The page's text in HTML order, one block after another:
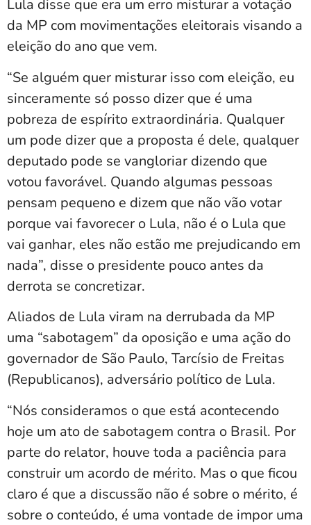
Lula disse que era um erro misturar a votação
da MP com movimentações eleitorais visando a
eleição do ano que vem.
“Se alguém quer misturar isso com eleição, eu
sinceramente só posso dizer que é uma
pobreza de espírito extraordinária. Qualquer
um pode dizer que a proposta é dele, qualquer
deputado pode se vangloriar dizendo que
votou favorável. Quando algumas pessoas
pensam pequeno e dizem que não vão votar
porque vai favorecer o Lula, não é o Lula que
vai ganhar, eles não estão me prejudicando em
nada”, disse o presidente pouco antes da
derrota se concretizar.
Aliados de Lula viram na derrubada da MP
uma “sabotagem” da oposição e uma ação do
governador de São Paulo, Tarcísio de Freitas
(Republicanos), adversário político de Lula.
“Nós consideramos o que está acontecendo
hoje um ato de sabotagem contra o Brasil. Por
parte do relator, houve toda a paciência para
construir um acordo de mérito. Mas o que ficou
claro é que a discussão não é sobre o mérito, é
sobre o conteúdo, é uma vontade de impor uma